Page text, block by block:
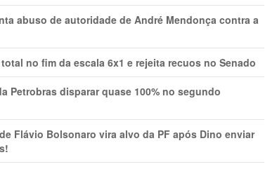
abuso de autoridade de André Mendonça contra a
no fim da escala 6x1 e rejeita recuos no Senado
Petrobras disparar quase 100% no segundo
de Flávio Bolsonaro vira alvo da PF após Dino enviar